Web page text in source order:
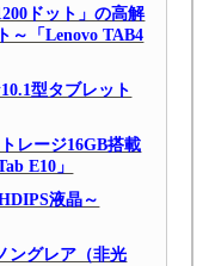
ドット」の高解
～「Lenovo TAB4
型タブレット
レージ16GB搭載
E10」
液晶～
ングレア（非光